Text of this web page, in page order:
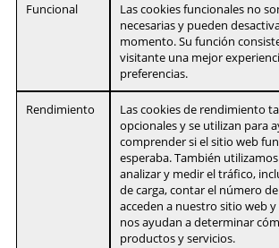
Funcional
Las cookies funcionales no
necesarias y pueden
momento. Su función
visitante una mejor
preferencias.
Rendimiento
Las cookies de rendimiento
opcionales y se utilizan para
comprender si el sitio web
esperaba. También
analizar y medir el tráfico,
de carga, contar el número
acceden a nuestro sitio web
nos ayudan a determinar
productos y servicios.